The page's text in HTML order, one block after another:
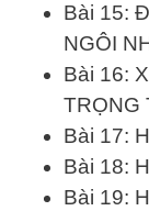
Bài 15:
NGÔI
Bài 16:
TRỌNG
Bài 17:
Bài 18:
Bài 19: